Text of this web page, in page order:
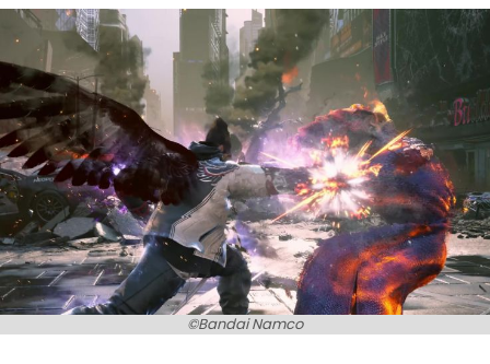
©Bandai Namco